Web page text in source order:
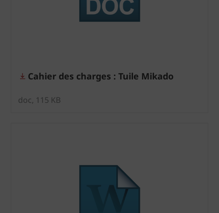
Cahier des charges : Tuile Mikado
doc, 115 KB